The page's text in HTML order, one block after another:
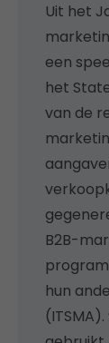
Uit het
een
het
van de
B2B-
hun